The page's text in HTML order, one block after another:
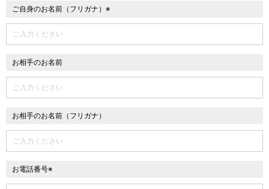
ご自身のお名前（フリガナ）※
お相手のお名前
お相手のお名前（フリガナ）
お電話番号※